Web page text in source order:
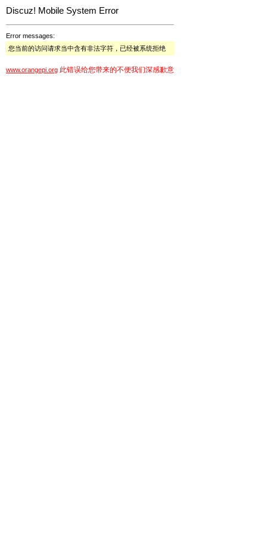
Discuz! Mobile System Error
Error messages:
您当前的访问请求当中含有非法字符，已经被系统拒绝
www.orangepi.org 此错误给您带来的不便我们深感歉意